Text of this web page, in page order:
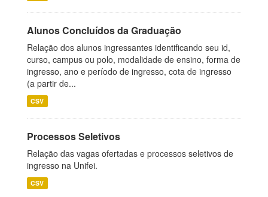
Alunos Concluídos da Graduação
Relação dos alunos ingressantes identificando seu id,
curso, campus ou polo, modalidade de ensino, forma de
ingresso, ano e período de ingresso, cota de ingresso
(a partir de...
CSV
Processos Seletivos
Relação das vagas ofertadas e processos seletivos de
ingresso na Unifei.
CSV